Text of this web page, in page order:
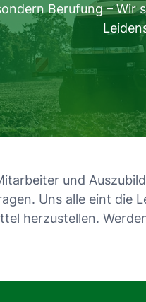
Berufung –
und
Uns alle eint die
herzustellen.